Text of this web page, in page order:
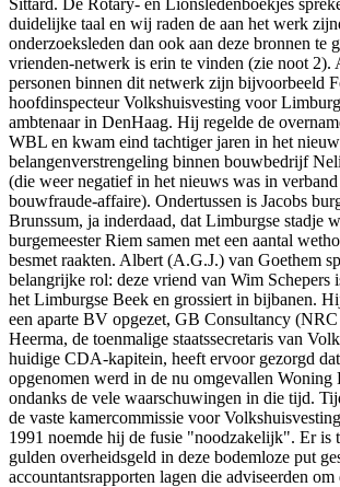
duidelijke taal en wij raden de aan het werk
onderzoeksleden dan ook aan deze bronnen te
vrienden-netwerk is erin te vinden (zie noot 2).
personen binnen dit netwerk zijn bijvoorbeeld
hoofdinspecteur Volkshuisvesting voor
ambtenaar in DenHaag. Hij regelde de
WBL en kwam eind tachtiger jaren in het
belangenverstrengeling binnen bouwbedrijf
(die weer negatief in het nieuws was in
bouwfraude-affaire). Ondertussen is Jacobs
Brunssum, ja inderdaad, dat Limburgse stadje
burgemeester Riem samen met een aantal
besmet raakten. Albert (A.G.J.) van Goethem
belangrijke rol: deze vriend van Wim Schepers
het Limburgse Beek en grossiert in bijbanen.
een aparte BV opgezet, GB Consultancy
Heerma, de toenmalige staatssecretaris van
huidige CDA-kapitein, heeft ervoor gezorgd
opgenomen werd in de nu omgevallen Woning
ondanks de vele waarschuwingen in die tijd.
de vaste kamercommissie voor
1991 noemde hij de fusie "noodzakelijk". Er is
gulden overheidsgeld in deze bodemloze put
accountantsrapporten lagen die adviseerden